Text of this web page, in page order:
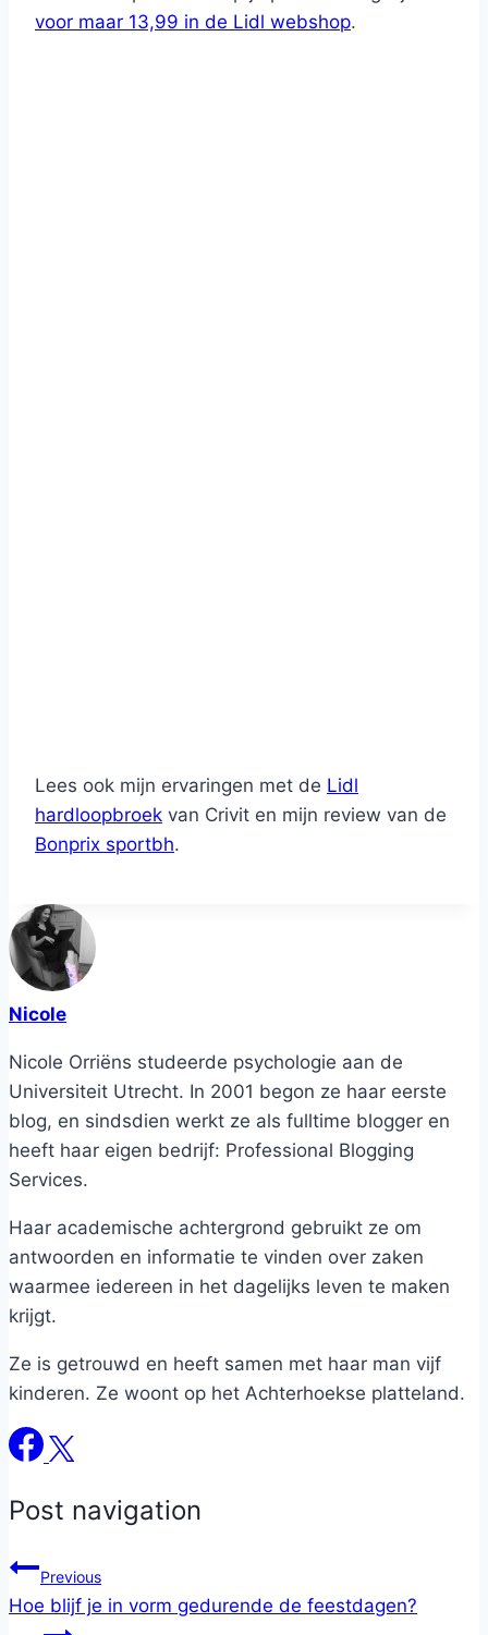
voor maar 13,99 in de Lidl webshop.
Lees ook mijn ervaringen met de Lidl
hardloopbroek van Crivit en mijn review van de
Bonprix sportbh.
Nicole
Nicole Orriëns studeerde psychologie aan de
Universiteit Utrecht. In 2001 begon ze haar eerste
blog, en sindsdien werkt ze als fulltime blogger en
heeft haar eigen bedrijf: Professional Blogging
Services.
Haar academische achtergrond gebruikt ze om
antwoorden en informatie te vinden over zaken
waarmee iedereen in het dagelijks leven te maken
krijgt.
Ze is getrouwd en heeft samen met haar man vijf
kinderen. Ze woont op het Achterhoekse platteland.
Post navigation
Previous
Hoe blijf je in vorm gedurende de feestdagen?